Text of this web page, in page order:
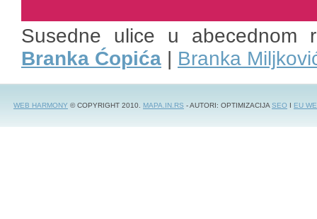
Susedne ulice u abecednom
Branka Ćopića | Branka
WEB HARMONY © COPYRIGHT 2010. MAPA.IN.RS - AUTORI: OPTIMIZACIJASEO I EU